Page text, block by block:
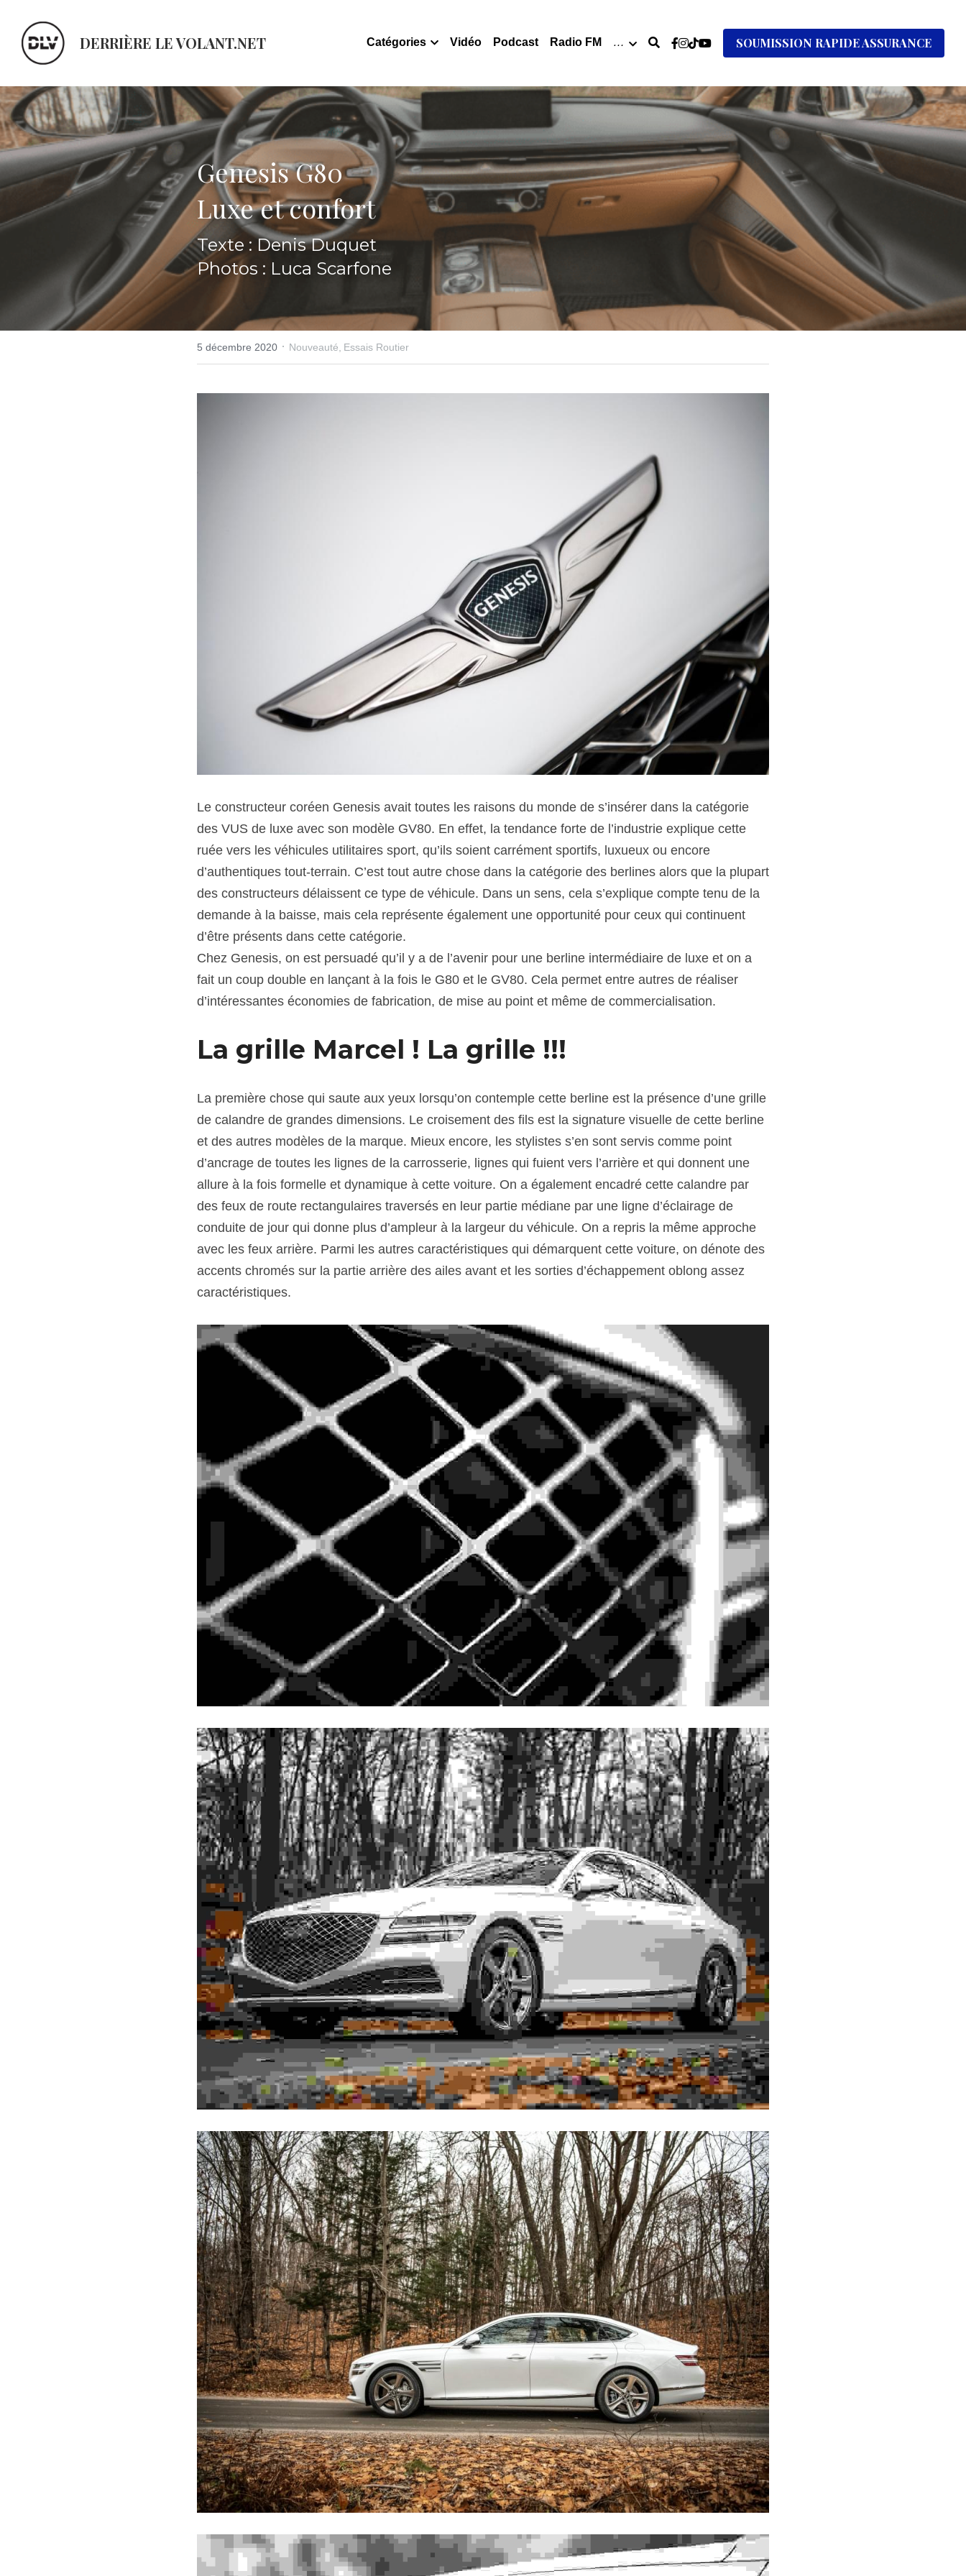
DERRIÈRE LE VOLANT.NET Catégories Vidéo Podcast Radio FM … SOUMISSION RAPIDE ASSURANCE
Genesis G80
Luxe et confort
Texte : Denis Duquet
Photos : Luca Scarfone
5 décembre 2020 · Nouveauté, Essais Routier
Le constructeur coréen Genesis avait toutes les raisons du monde de s’insérer dans la catégorie
des VUS de luxe avec son modèle GV80. En effet, la tendance forte de l’industrie explique cette
ruée vers les véhicules utilitaires sport, qu’ils soient carrément sportifs, luxueux ou encore
d’authentiques tout-terrain. C’est tout autre chose dans la catégorie des berlines alors que la plupart
des constructeurs délaissent ce type de véhicule. Dans un sens, cela s’explique compte tenu de la
demande à la baisse, mais cela représente également une opportunité pour ceux qui continuent
d’être présents dans cette catégorie.
Chez Genesis, on est persuadé qu’il y a de l’avenir pour une berline intermédiaire de luxe et on a
fait un coup double en lançant à la fois le G80 et le GV80. Cela permet entre autres de réaliser
d’intéressantes économies de fabrication, de mise au point et même de commercialisation.
La grille Marcel ! La grille !!!
La première chose qui saute aux yeux lorsqu’on contemple cette berline est la présence d’une grille
de calandre de grandes dimensions. Le croisement des fils est la signature visuelle de cette berline
et des autres modèles de la marque. Mieux encore, les stylistes s’en sont servis comme point
d’ancrage de toutes les lignes de la carrosserie, lignes qui fuient vers l’arrière et qui donnent une
allure à la fois formelle et dynamique à cette voiture. On a également encadré cette calandre par
des feux de route rectangulaires traversés en leur partie médiane par une ligne d’éclairage de
conduite de jour qui donne plus d’ampleur à la largeur du véhicule. On a repris la même approche
avec les feux arrière. Parmi les autres caractéristiques qui démarquent cette voiture, on dénote des
accents chromés sur la partie arrière des ailes avant et les sorties d’échappement oblong assez
caractéristiques.